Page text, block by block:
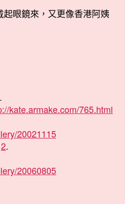
眼鏡來，又更像香港阿姨
.
kate.armake.com/765.html
20021115
2.
20060805